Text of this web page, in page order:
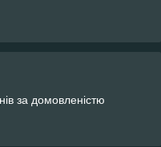
за домовленістю